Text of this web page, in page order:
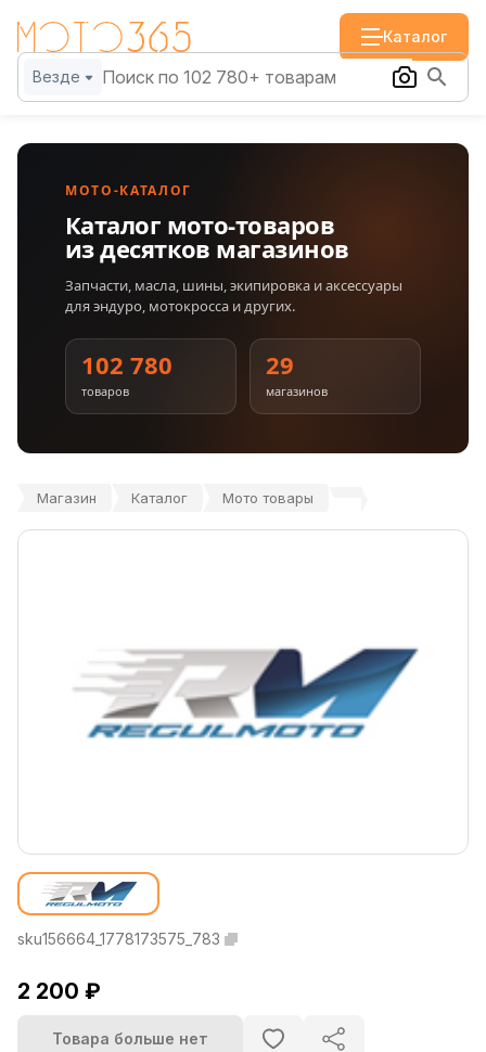
Каталог
Везде
МОТО-КАТАЛОГ
Каталог мото-товаров
из десятков магазинов
Запчасти, масла, шины, экипировка и аксессуары
для эндуро, мотокросса и других.
102 780
товаров
29
магазинов
Магазин Каталог Мото товары
sku156664_1778173575_783
2 200 ₽
Товара больше нет